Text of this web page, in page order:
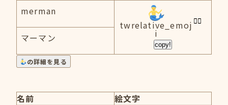
merman
twrelative_emoj
i
copy!
マーマン
の詳細を見る
名前
絵文字